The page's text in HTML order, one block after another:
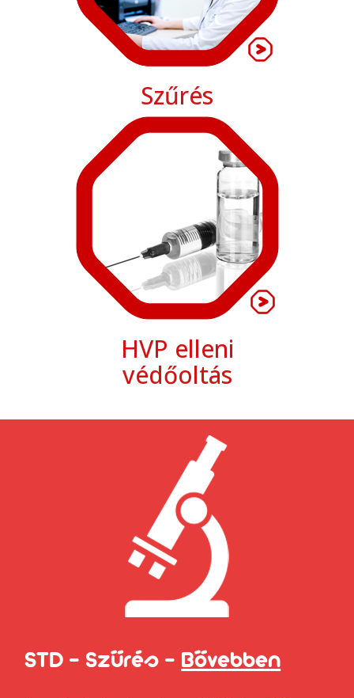
Szűrés
HVP elleni
védőoltás
STD - Szűrés - Bővebben